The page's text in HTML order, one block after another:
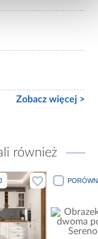
Zobacz więcej >
również